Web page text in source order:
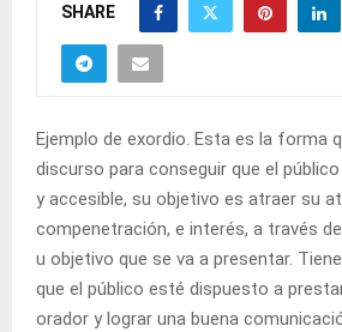
SHARE
Ejemplo de exordio. Esta es la forma
discurso para conseguir que el
y accesible, su objetivo es atraer su
compenetración, e interés, a través
u objetivo que se va a presentar.
que el público esté dispuesto a
orador y lograr una buena